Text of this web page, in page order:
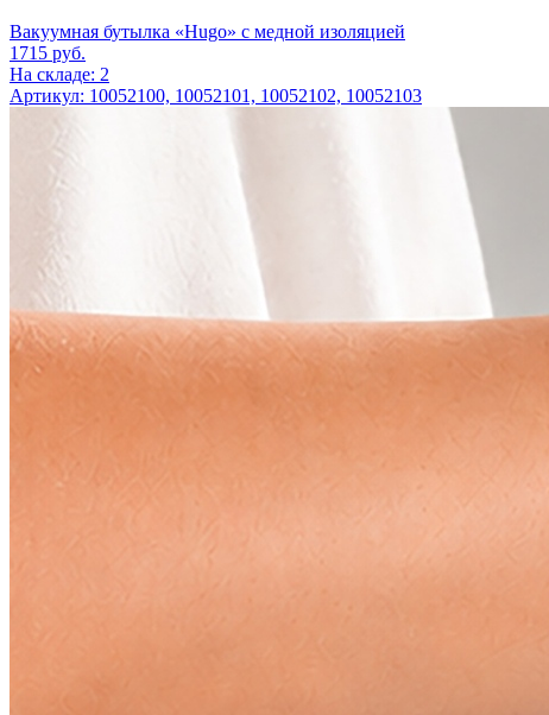
Вакуумная бутылка «Hugo» с медной изоляцией
1715 руб.
На складе: 2
Артикул: 10052100, 10052101, 10052102, 10052103